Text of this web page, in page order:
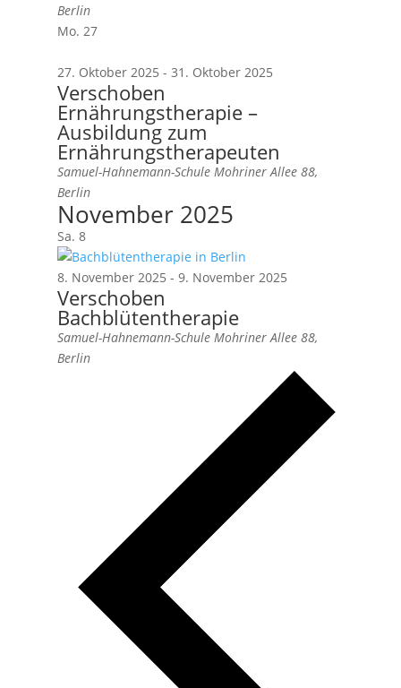
Berlin
Mo.27
27. Oktober 2025 -31. Oktober 2025
Verschoben
Ernährungstherapie –
Ausbildung zum
Ernährungstherapeuten
Samuel-Hahnemann-SchuleMohriner Allee 88,
Berlin
November 2025
Sa.8
8. November 2025 -9. November 2025
Verschoben
Bachblütentherapie
Samuel-Hahnemann-SchuleMohriner Allee 88,
Berlin